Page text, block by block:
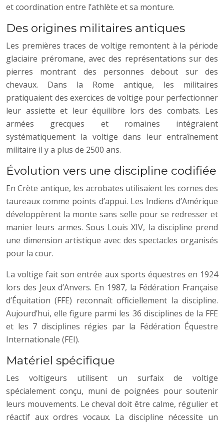
et coordination entre l’athlète et sa monture.
Des origines militaires antiques
Les premières traces de voltige remontent à la période
glaciaire préromane, avec des représentations sur des
pierres montrant des personnes debout sur des
chevaux. Dans la Rome antique, les militaires
pratiquaient des exercices de voltige pour perfectionner
leur assiette et leur équilibre lors des combats. Les
armées grecques et romaines intégraient
systématiquement la voltige dans leur entraînement
militaire il y a plus de 2500 ans.
Évolution vers une discipline codifiée
En Crète antique, les acrobates utilisaient les cornes des
taureaux comme points d’appui. Les Indiens d’Amérique
développèrent la monte sans selle pour se redresser et
manier leurs armes. Sous Louis XIV, la discipline prend
une dimension artistique avec des spectacles organisés
pour la cour.
La voltige fait son entrée aux sports équestres en 1924
lors des Jeux d’Anvers. En 1987, la Fédération Française
d’Équitation (FFE) reconnaît officiellement la discipline.
Aujourd’hui, elle figure parmi les 36 disciplines de la FFE
et les 7 disciplines régies par la Fédération Équestre
Internationale (FEI).
Matériel spécifique
Les voltigeurs utilisent un surfaix de voltige
spécialement conçu, muni de poignées pour soutenir
leurs mouvements. Le cheval doit être calme, régulier et
réactif aux ordres vocaux. La discipline nécessite un